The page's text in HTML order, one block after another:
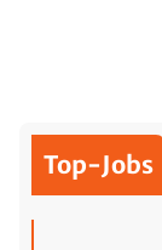
Top-Jobs